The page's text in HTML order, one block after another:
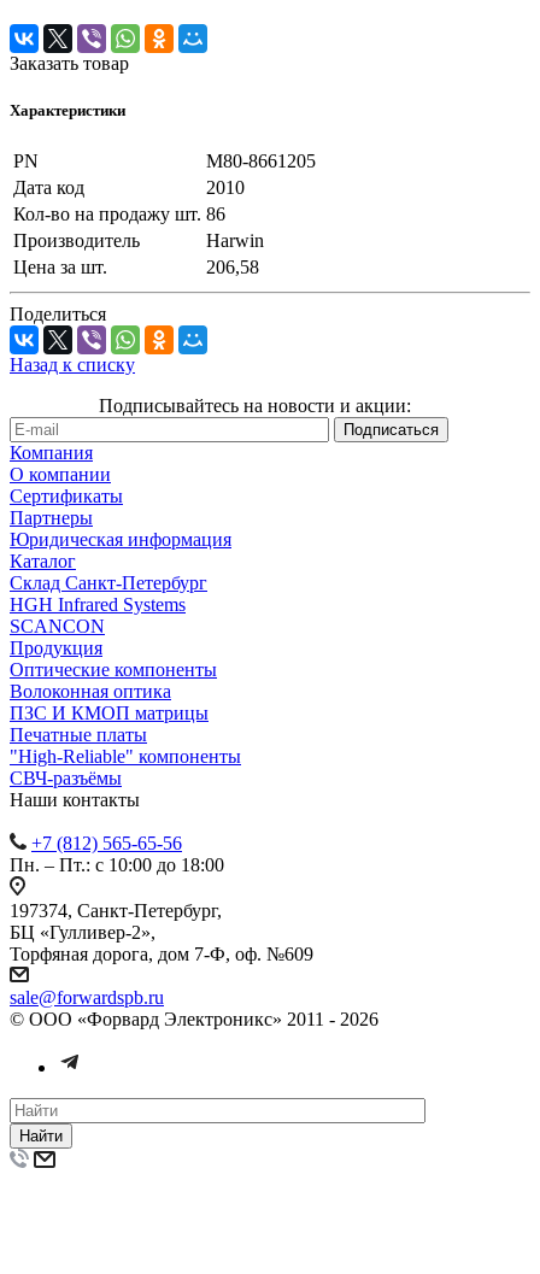
Заказать товар
Характеристики
PN
M80-8661205
Дата код
2010
Кол-во на продажу шт. 86
Производитель
Harwin
Цена за шт.
206,58
Поделиться
Назад к списку
Подписывайтесь на новости и акции:
Компания
О компании
Сертификаты
Партнеры
Юридическая информация
Каталог
Cклад Санкт-Петербург
HGH Infrared Systems
SCANCON
Продукция
Оптические компоненты
Волоконная оптика
ПЗС И КМОП матрицы
Печатные платы
"High-Reliable" компоненты
СВЧ-разъёмы
Наши контакты
+7 (812) 565-65-56
Пн. – Пт.: с 10:00 до 18:00
197374, Санкт-Петербург,
БЦ «Гулливер-2»,
Торфяная дорога, дом 7-Ф, оф. №609
sale@forwardspb.ru
© ООО «Форвард Электроникс» 2011 - 2026
Найти